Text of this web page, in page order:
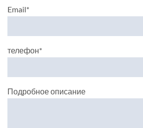
Email*
телефон*
Подробное описание